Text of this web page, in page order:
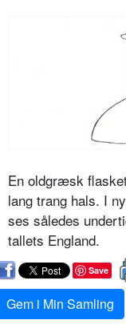
En oldgræsk
lang trang hals. I
ses således
tallets England.
Save
Gem i Min Samling